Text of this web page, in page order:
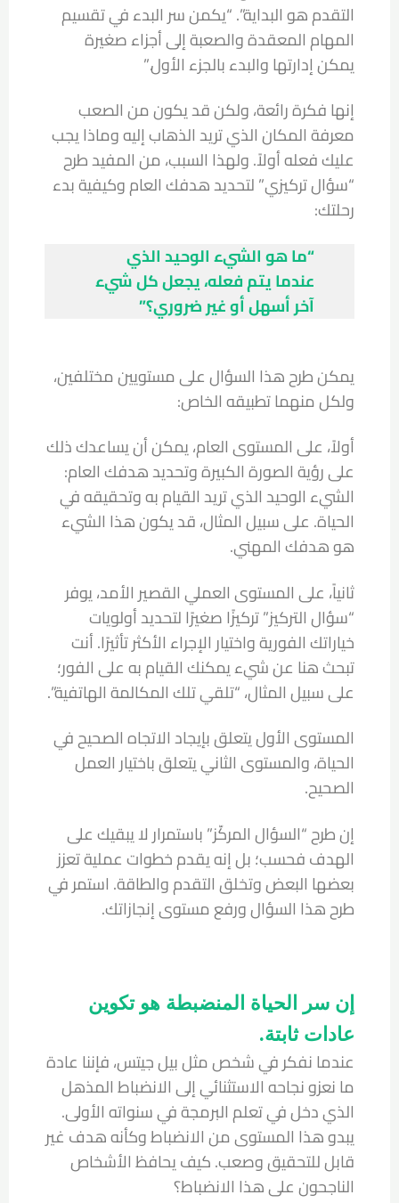
التقدم هو البداية”. “يكمن سر البدء في تقسيم
المهام المعقدة والصعبة إلى أجزاء صغيرة
يمكن إدارتها والبدء بالجزء الأول.”
إنها فكرة رائعة، ولكن قد يكون من الصعب
معرفة المكان الذي تريد الذهاب إليه وماذا يجب
عليك فعله أولاً. ولهذا السبب، من المفيد طرح
“سؤال تركيزي” لتحديد هدفك العام وكيفية بدء
رحلتك:
“ما هو الشيء الوحيد الذي
عندما يتم فعله، يجعل كل شيء
آخر أسهل أو غير ضروري؟”
يمكن طرح هذا السؤال على مستويين مختلفين،
ولكل منهما تطبيقه الخاص:
أولاً، على المستوى العام، يمكن أن يساعدك ذلك
على رؤية الصورة الكبيرة وتحديد هدفك العام:
الشيء الوحيد الذي تريد القيام به وتحقيقه في
الحياة. على سبيل المثال، قد يكون هذا الشيء
هو هدفك المهني.
ثانياً، على المستوى العملي القصير الأمد، يوفر
“سؤال التركيز” تركيزًا صغيرًا لتحديد أولويات
خياراتك الفورية واختيار الإجراء الأكثر تأثيرًا. أنت
تبحث هنا عن شيء يمكنك القيام به على الفور؛
على سبيل المثال، “تلقي تلك المكالمة الهاتفية”.
المستوى الأول يتعلق بإيجاد الاتجاه الصحيح في
الحياة، والمستوى الثاني يتعلق باختيار العمل
الصحيح.
إن طرح “السؤال المركّز” باستمرار لا يبقيك على
الهدف فحسب؛ بل إنه يقدم خطوات عملية تعزز
بعضها البعض وتخلق التقدم والطاقة. استمر في
طرح هذا السؤال ورفع مستوى إنجازاتك.
إن سر الحياة المنضبطة هو تكوين
عادات ثابتة.
عندما نفكر في شخص مثل بيل جيتس، فإننا عادة
ما نعزو نجاحه الاستثنائي إلى الانضباط المذهل
الذي دخل في تعلم البرمجة في سنواته الأولى.
يبدو هذا المستوى من الانضباط وكأنه هدف غير
قابل للتحقيق وصعب. كيف يحافظ الأشخاص
الناجحون على هذا الانضباط؟